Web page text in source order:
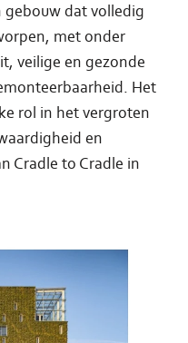
dat volledig
met onder
veilige en gezonde
Het
rol in het vergroten
en
Cradle to Cradle in